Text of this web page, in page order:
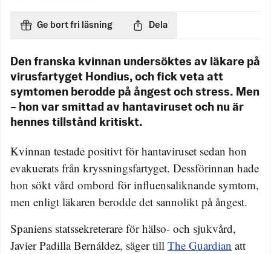
Ge bort fri läsning Dela
Den franska kvinnan undersöktes av läkare på
virusfartyget Hondius, och fick veta att
symtomen berodde på ångest och stress. Men
– hon var smittad av hantaviruset och nu är
hennes tillstånd kritiskt.
Kvinnan testade positivt för hantaviruset sedan hon
evakuerats från kryssningsfartyget. Dessförinnan hade
hon sökt vård ombord för influensaliknande symtom,
men enligt läkaren berodde det sannolikt på ångest.
Spaniens statssekreterare för hälso- och sjukvård,
Javier Padilla Bernáldez, säger till The Guardian att